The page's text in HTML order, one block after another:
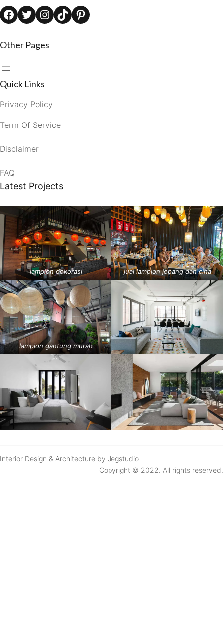
Facebook Twitter Instagram TikTok Pinterest
Other Pages
Quick Links
Privacy Policy
Term Of Service
Disclaimer
FAQ
Latest Projects
lampion dekorasi jual lampion jepang dan cina
lampion gantung murah
Interior Design & Architecture by Jegstudio
Copyright © 2022. All rights reserved.